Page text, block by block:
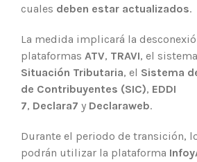
cuales deben estar actualizados.
La medida implicará la
plataformas ATV, TRAVI, el
Situación Tributaria, el Sistema
de Contribuyentes (SIC), EDDI
7, Declara7 y Declaraweb.
Durante el periodo de transición,
podrán utilizar la plataforma